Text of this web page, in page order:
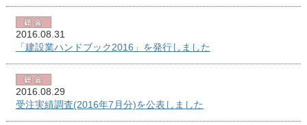
2016.08.31
「建設業ハンドブック2016」を発行しました
2016.08.29
受注実績調査(2016年7月分)を公表しました